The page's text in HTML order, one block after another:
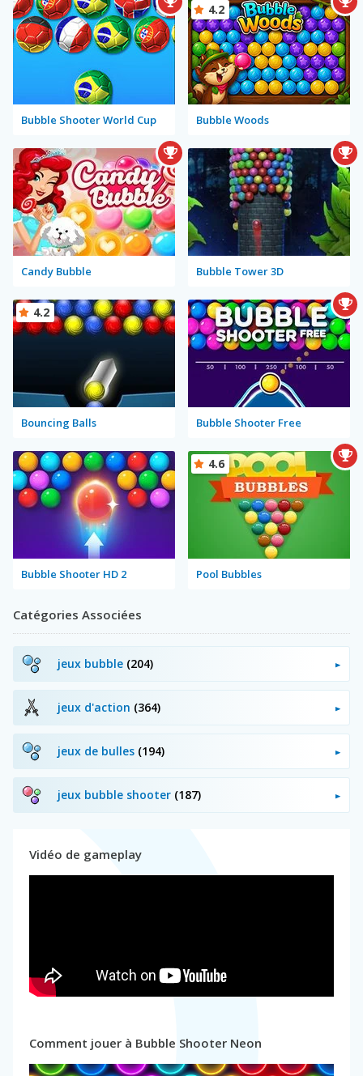
Bubble Shooter World Cup Bubble Woods
4.2
Candy Bubble Bubble Tower 3D
Bouncing Balls
4.2
Bubble Shooter Free
Bubble Shooter HD 2 Pool Bubbles
4.6
Catégories Associées
jeux bubble (204)
jeux d'action (364)
jeux de bulles (194)
jeux bubble shooter (187)
Vidéo de gameplay
Comment jouer à Bubble Shooter Neon